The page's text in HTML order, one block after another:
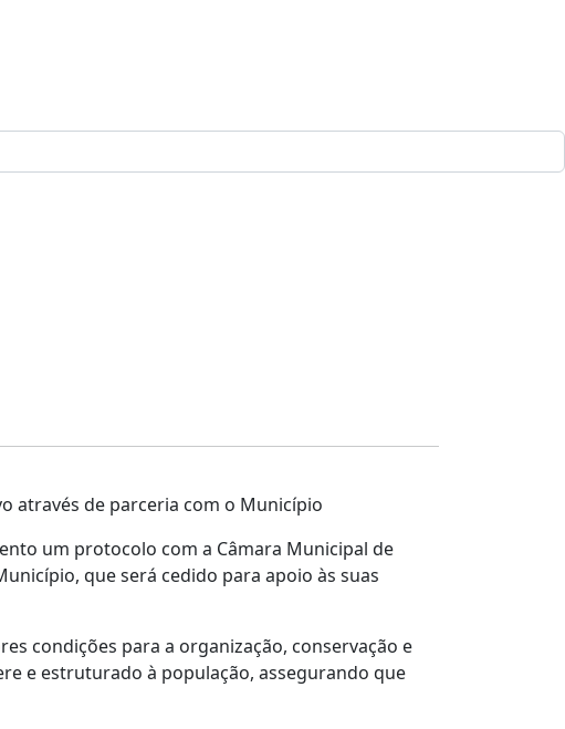
através de parceria com o Município
um protocolo com a Câmara Municipal de
que será cedido para apoio às suas
condições para a organização, conservação e
e estruturado à população, assegurando que